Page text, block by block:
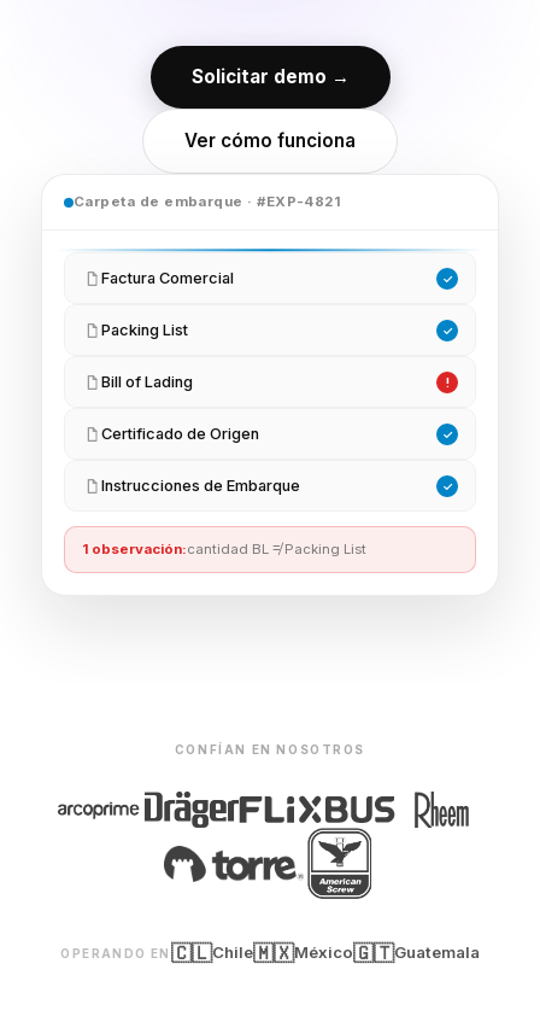
Solicitar demo →
Ver cómo funciona
Carpeta de embarque · #EXP-4821
Factura Comercial ✓
Packing List ✓
Bill of Lading !
Certificado de Origen ✓
Instrucciones de Embarque ✓
1 observación:cantidad BL ≠ Packing List
CONFÍAN EN NOSOTROS
OPERANDO EN 🇨🇱Chile🇲🇽México🇬🇹Guatemala